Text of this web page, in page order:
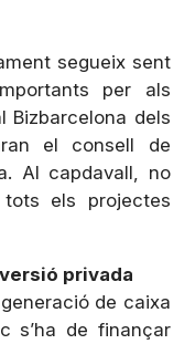
segueix sent
per als
Bizbarcelona dels
el consell de
Al capdavall, no
els projectes
privada
de caixa
s’ha de finançar